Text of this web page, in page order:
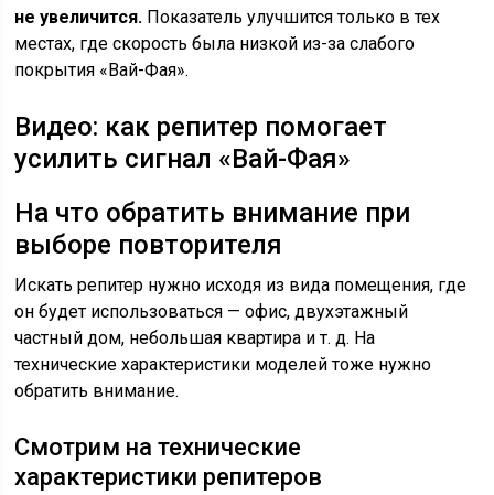
не увеличится. Показатель улучшится только в тех
местах, где скорость была низкой из-за слабого
покрытия «Вай-Фая».
Видео: как репитер помогает
усилить сигнал «Вай-Фая»
На что обратить внимание при
выборе повторителя
Искать репитер нужно исходя из вида помещения, где
он будет использоваться — офис, двухэтажный
частный дом, небольшая квартира и т. д. На
технические характеристики моделей тоже нужно
обратить внимание.
Смотрим на технические
характеристики репитеров